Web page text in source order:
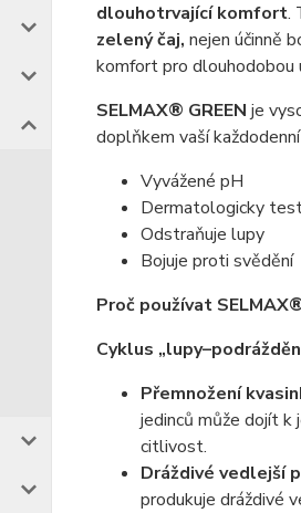
dlouhotrvající komfort.
zelený čaj, nejen účinně
komfort pro dlouhodobou
SELMAX® GREEN je
doplňkem vaší
Vyvážené pH
Dermatologicky
Odstraňuje lupy
Bojuje proti svědění
Proč používat
Cyklus
Přemnožení
jedinců může dojít k
citlivost.
Dráždivé vedlejší
produkuje dráždivé